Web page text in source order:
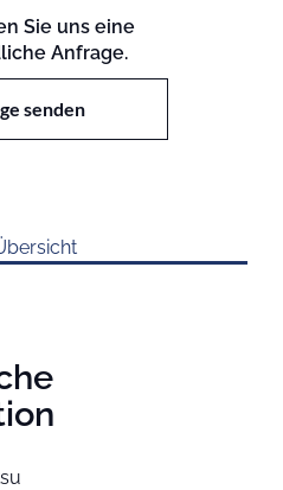
Sie uns eine
Anfrage.
senden